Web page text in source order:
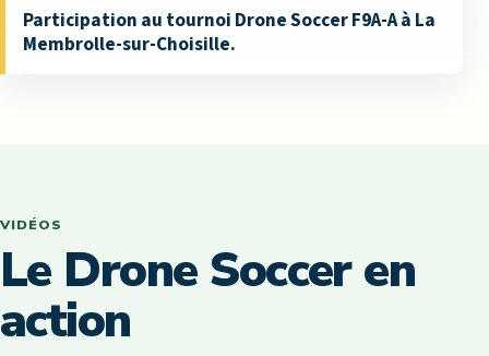
Participation au tournoi Drone Soccer F9A-A à La
Membrolle-sur-Choisille.
VIDÉOS
Le Drone Soccer en
action